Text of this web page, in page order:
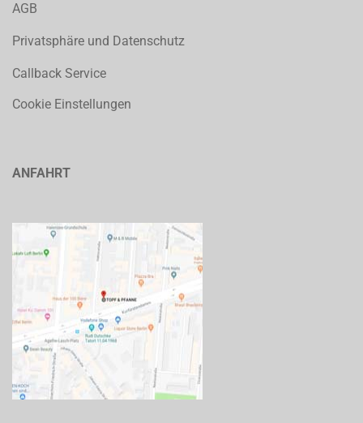
AGB
Privatsphäre und Datenschutz
Callback Service
Cookie Einstellungen
ANFAHRT